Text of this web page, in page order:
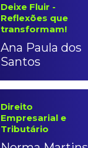
Deixe Fluir -
Reflexões que
transformam!
Ana Paula dos
Santos
Direito
Empresarial e
Tributário